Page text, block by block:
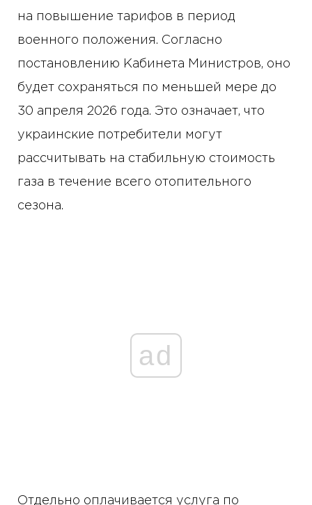
на повышение тарифов в период
военного положения. Согласно
постановлению Кабинета Министров, оно
будет сохраняться по меньшей мере до
30 апреля 2026 года. Это означает, что
украинские потребители могут
рассчитывать на стабильную стоимость
газа в течение всего отопительного
сезона.
ad
Отдельно оплачивается услуга по